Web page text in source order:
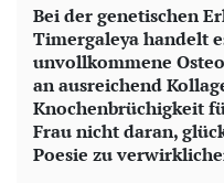
Bei der genetischen
Timergaleya handelt
unvollkommene
an ausreichend
Knochenbrüchigkeit
Frau nicht daran,
Poesie zu